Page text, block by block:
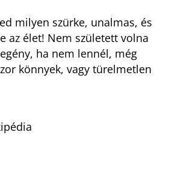
milyen szürke, unalmas, és
az élet! Nem született volna
ha nem lennél, még
könnyek, vagy türelmetlen